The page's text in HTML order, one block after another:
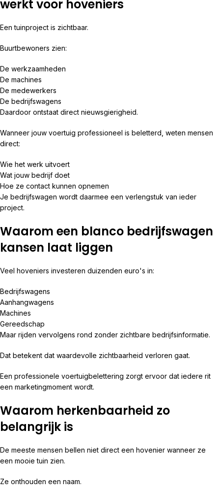
werkt voor hoveniers
Een tuinproject is zichtbaar.
Buurtbewoners zien:
De werkzaamheden
De machines
De medewerkers
De bedrijfswagens
Daardoor ontstaat direct nieuwsgierigheid.
Wanneer jouw voertuig professioneel is beletterd, weten mensen
direct:
Wie het werk uitvoert
Wat jouw bedrijf doet
Hoe ze contact kunnen opnemen
Je bedrijfswagen wordt daarmee een verlengstuk van ieder
project.
Waarom een blanco bedrijfswagen
kansen laat liggen
Veel hoveniers investeren duizenden euro's in:
Bedrijfswagens
Aanhangwagens
Machines
Gereedschap
Maar rijden vervolgens rond zonder zichtbare bedrijfsinformatie.
Dat betekent dat waardevolle zichtbaarheid verloren gaat.
Een professionele voertuigbelettering zorgt ervoor dat iedere rit
een marketingmoment wordt.
Waarom herkenbaarheid zo
belangrijk is
De meeste mensen bellen niet direct een hovenier wanneer ze
een mooie tuin zien.
Ze onthouden een naam.